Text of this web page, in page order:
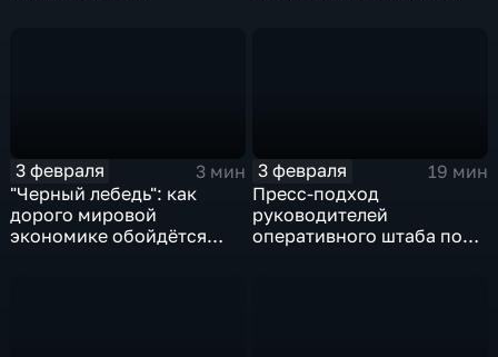
3 февраля
3 мин
"Черный лебедь": как
дорого мировой
экономике обойдётся
3 февраля
19 мин
Пресс-подход
руководителей
оперативного штаба по